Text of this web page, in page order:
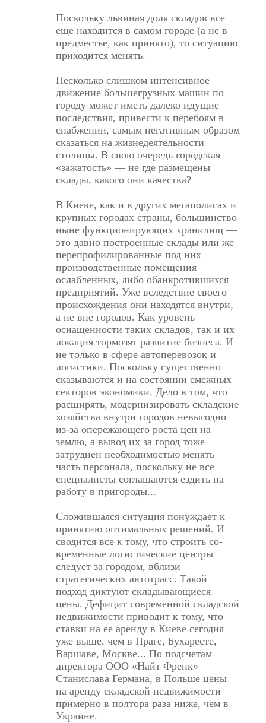
Поскольку львиная доля складов все
еще находится в самом городе (а не в
предместье, как принято), то ситуацию
приходится менять.
Несколько слишком интенсивное
движение большегрузных машин по
городу может иметь далеко идущие
последствия, привести к перебоям в
снабжении, самым негативным образом
сказаться на жизнедеятельности
столицы. В свою очередь городская
«зажатость» — не где размещены
склады, какого они качества?
В Киеве, как и в других мегаполисах и
крупных городах страны, большинство
ныне функционирующих хранилищ —
это давно построенные склады или же
перепрофилированные под них
производственные помещения
ослабленных, либо обанкротившихся
предприятий. Уже вследствие своего
происхождения они находятся внутри,
а не вне городов. Как уровень
оснащенности таких складов, так и их
локация тормозят развитие бизнеса. И
не только в сфере автопере­возок и
логистики. Поскольку существенно
сказываются и на состоянии смежных
секторов экономики. Дело в том, что
расширять, модернизировать складские
хозяйства внутри городов невыгодно
из-за опережающего роста цен на
землю, а вывод их за город тоже
затруднен необходимостью менять
часть персонала, поскольку не все
специалисты соглашаются ездить на
работу в пригороды...
Сложившаяся ситуация понуждает к
принятию оптимальных решений. И
сводится все к тому, что строить со­
временные логистические центры
следует за городом, вблизи
стратегических автотрасс. Такой
подход диктуют складывающиеся
цены. Дефицит современной складской
недвижимости приводит к тому, что
ставки на ее аренду в Киеве сегодня
уже выше, чем в Праге, Бухаресте,
Варшаве, Москве... По подсчетам
директора ООО «Найт Френк»
Станислава Германа, в Польше цены
на аренду складской недвижимости
примерно в полтора раза ниже, чем в
Украине.